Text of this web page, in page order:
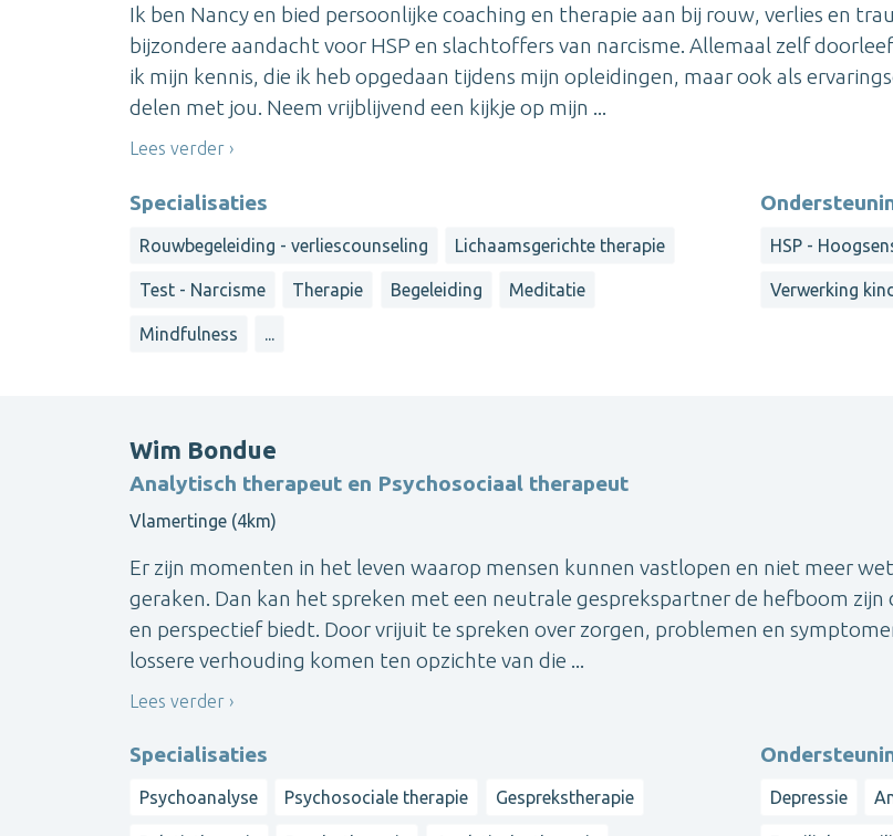
Ik ben Nancy en bied persoonlijke coaching en therapie aan bij rouw, verlies en
bijzondere aandacht voor HSP en slachtoffers van narcisme. Allemaal zelf
ik mijn kennis, die ik heb opgedaan tijdens mijn opleidingen, maar ook als
delen met jou. Neem vrijblijvend een kijkje op mijn ...
Lees verder
Specialisaties
Rouwbegeleiding - verliescounseling Lichaamsgerichte therapie
Test - Narcisme Therapie Begeleiding Meditatie
Mindfulness ...
HSP -
Verwerking
Wim Bondue
Analytisch therapeut en Psychosociaal therapeut
Vlamertinge (4km)
Er zijn momenten in het leven waarop mensen kunnen vastlopen en niet meer
geraken. Dan kan het spreken met een neutrale gesprekspartner de hefboom
en perspectief biedt. Door vrijuit te spreken over zorgen, problemen en
lossere verhouding komen ten opzichte van die ...
Lees verder
Specialisaties
Psychoanalyse Psychosociale therapie Gesprekstherapie Depressie